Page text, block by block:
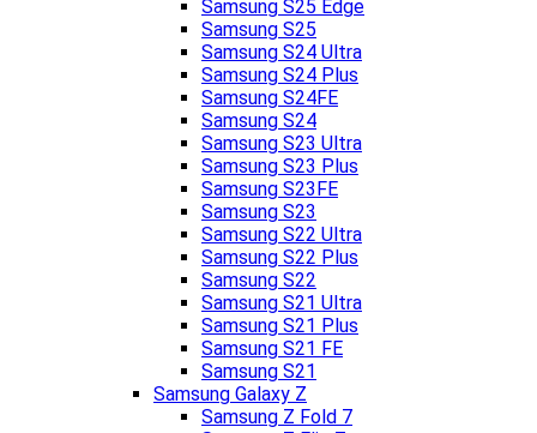
Samsung S25 Edge
Samsung S25
Samsung S24 Ultra
Samsung S24 Plus
Samsung S24FE
Samsung S24
Samsung S23 Ultra
Samsung S23 Plus
Samsung S23FE
Samsung S23
Samsung S22 Ultra
Samsung S22 Plus
Samsung S22
Samsung S21 Ultra
Samsung S21 Plus
Samsung S21 FE
Samsung S21
Samsung Galaxy Z
Samsung Z Fold 7